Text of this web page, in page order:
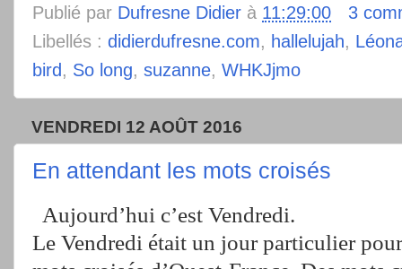
Publié par Dufresne Didier à 11:29:00
3
Libellés : didierdufresne.com, hallelujah,
bird , So long, suzanne, WHKJjmo
VENDREDI 12 AOÛT 2016
En attendant les mots croisés
Aujourd’hui c’est Vendredi.
Le Vendredi était un jour particulier